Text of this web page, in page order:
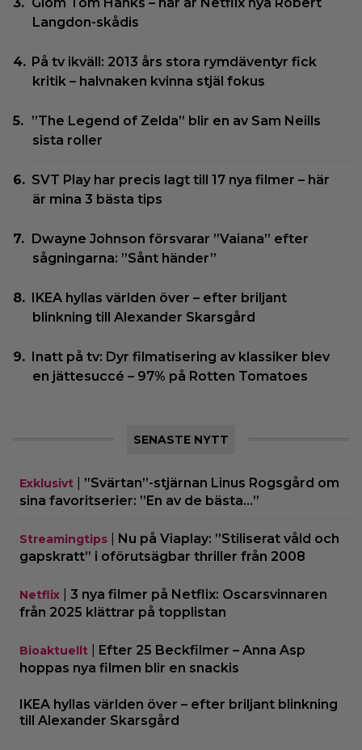
Langdon-skådis
På tv ikväll: 2013 års stora rymdäventyr fick
kritik – halvnaken kvinna stjäl fokus
”The Legend of Zelda” blir en av Sam Neills
sista roller
SVT Play har precis lagt till 17 nya filmer – här
är mina 3 bästa tips
Dwayne Johnson försvarar ”Vaiana” efter
sågningarna: ”Sånt händer”
IKEA hyllas världen över – efter briljant
blinkning till Alexander Skarsgård
Inatt på tv: Dyr filmatisering av klassiker blev
en jättesuccé – 97% på Rotten Tomatoes
SENASTE NYTT
Exklusivt
”Svärtan”-stjärnan Linus Rogsgård om
sina favoritserier: ”En av de bästa…”
Streamingtips
Nu på Viaplay: ”Stiliserat våld och
gapskratt” i oförutsägbar thriller från 2008
Netflix
3 nya filmer på Netflix: Oscarsvinnaren
från 2025 klättrar på topplistan
Bioaktuellt
Efter 25 Beckfilmer – Anna Asp
hoppas nya filmen blir en snackis
IKEA hyllas världen över – efter briljant blinkning
till Alexander Skarsgård